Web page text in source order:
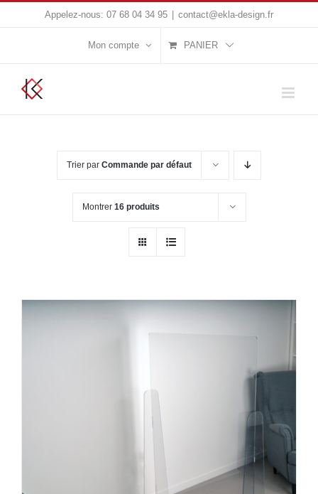
Appelez-nous: 07 68 04 34 95 contact@ekla-design.fr
Mon compte PANIER
Trier par Commande par défaut
Montrer 16 produits